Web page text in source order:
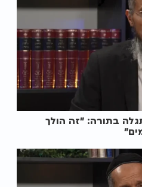
בתורה: "זה הולך